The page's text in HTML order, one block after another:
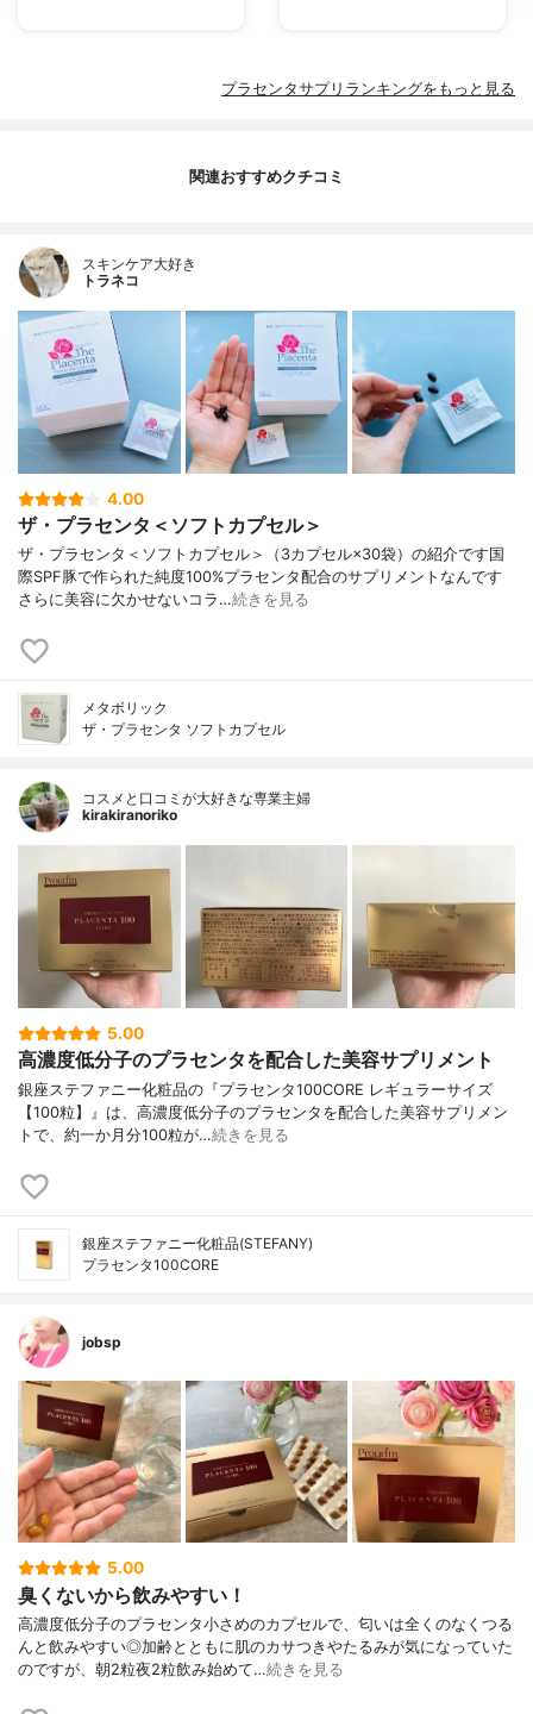
プラセンタサプリランキングをもっと見る
関連おすすめクチコミ
スキンケア大好き
トラネコ
4.00
ザ・プラセンタ＜ソフトカプセル＞
ザ・プラセンタ＜ソフトカプセル＞（3カプセル×30袋）の紹介です国
際SPF豚で作られた純度100%プラセンタ配合のサプリメントなんです
さらに美容に欠かせないコラ…続きを見る
メタボリック
ザ・プラセンタ ソフトカプセル
コスメと口コミが大好きな専業主婦
kirakiranoriko
5.00
高濃度低分子のプラセンタを配合した美容サプリメント
銀座ステファニー化粧品の『プラセンタ100CORE レギュラーサイズ
【100粒】』は、高濃度低分子のプラセンタを配合した美容サプリメン
トで、約一か月分100粒が…続きを見る
銀座ステファニー化粧品(STEFANY)
プラセンタ100CORE
jobsp
5.00
臭くないから飲みやすい！
高濃度低分子のプラセンタ小さめのカプセルで、匂いは全くのなくつる
んと飲みやすい◎加齢とともに肌のカサつきやたるみが気になっていた
のですが、朝2粒夜2粒飲み始めて…続きを見る